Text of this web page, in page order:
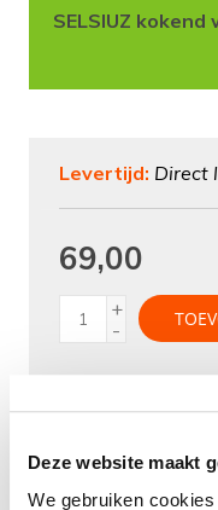
Deze website maakt
We gebruiken
SELSIUZ
Levertijd: Direct
69,00
+
-
Aan
Gratisverzending
Gratisretourneren